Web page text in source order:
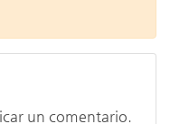
un comentario.